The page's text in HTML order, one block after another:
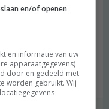
buiten Nederland),
heimwee heeft naar
te gaan omdat ik het
nu weet ik beter wat
Dank!
en/of openen
en informatie van uw
apparaatgegevens)
door en gedeeld met
worden gebruikt. Wij